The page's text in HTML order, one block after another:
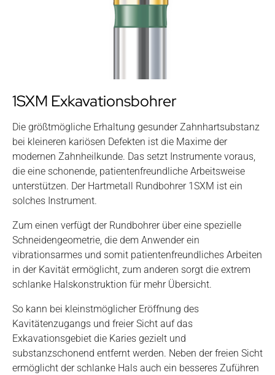
1SXM Exkavationsbohrer
Die größtmögliche Erhaltung gesunder Zahnhartsubstanz
bei kleineren kariösen Defekten ist die Maxime der
modernen Zahnheilkunde. Das setzt Instrumente voraus,
die eine schonende, patientenfreundliche Arbeitsweise
unterstützen. Der Hartmetall Rundbohrer 1SXM ist ein
solches Instrument.
Zum einen verfügt der Rundbohrer über eine spezielle
Schneidengeometrie, die dem Anwender ein
vibrationsarmes und somit patientenfreundliches Arbeiten
in der Kavität ermöglicht, zum anderen sorgt die extrem
schlanke Halskonstruktion für mehr Übersicht.
So kann bei kleinstmöglicher Eröffnung des
Kavitätenzugangs und freier Sicht auf das
Exkavationsgebiet die Karies gezielt und
substanzschonend entfernt werden. Neben der freien Sicht
ermöglicht der schlanke Hals auch ein besseres Zuführen